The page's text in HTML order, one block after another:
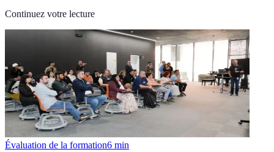
Continuez votre lecture
Évaluation de la formation6 min